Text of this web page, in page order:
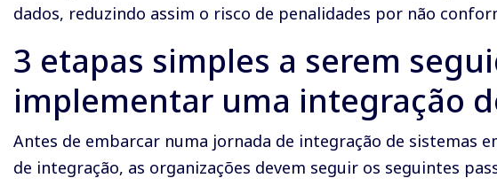
dados, reduzindo assim o risco de penalidades por não
3 etapas simples a serem
implementar uma integração
Antes de embarcar numa jornada de integração de sistemas
de integração, as organizações devem seguir os seguintes